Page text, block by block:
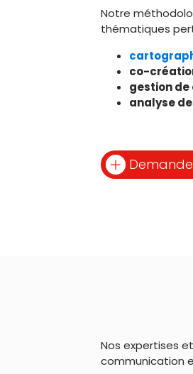
Notre
thématiques
co-
gestion
analyse
Nos expertises
communication